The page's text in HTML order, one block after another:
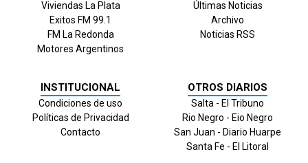
Viviendas La Plata
Exitos FM 99.1
FM La Redonda
Motores Argentinos
Últimas Noticias
Archivo
Noticias RSS
INSTITUCIONAL
Condiciones de uso
Políticas de Privacidad
Contacto
OTROS DIARIOS
Salta - El Tribuno
Rio Negro - Eio Negro
San Juan - Diario Huarpe
Santa Fe - El Litoral